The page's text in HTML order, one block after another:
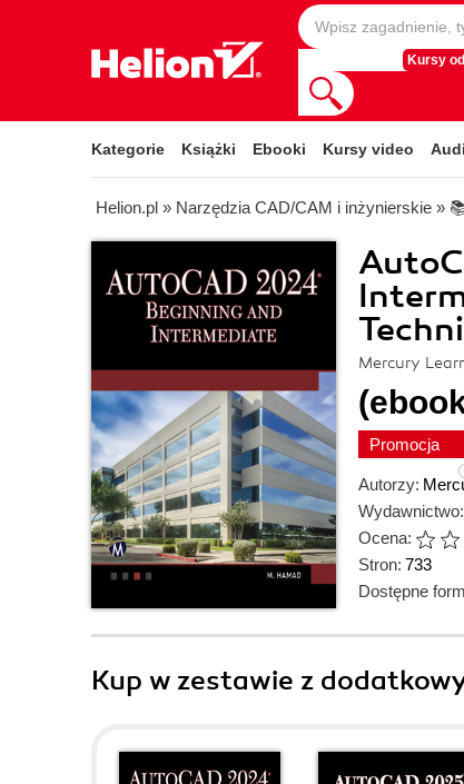
Kursy
Kategorie Książki Ebooki Kursy video
Helion.pl » Narzędzia CAD/CAM i inżynierskie »
Mercury
Promocja
Autorzy:
Wydawnictwo:
Ocena:
Stron: 733
Dostępne
Kup w zestawie z